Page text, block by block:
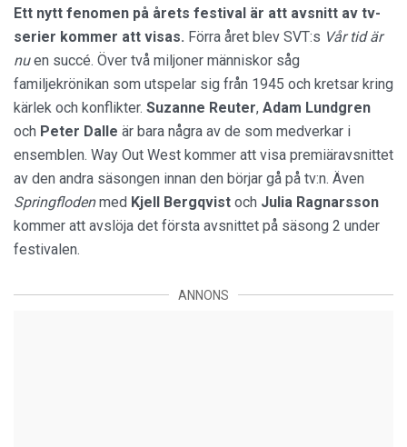
Ett nytt fenomen på årets festival är att avsnitt av tv-
serier kommer att visas. Förra året blev SVT:s Vår tid är
nuen succé. Över två miljoner människor såg
familjekrönikan som utspelar sig från 1945 och kretsar kring
kärlek och konflikter. Suzanne Reuter, Adam Lundgren
och Peter Dalle är bara några av de som medverkar i
ensemblen. Way Out West kommer att visa premiäravsnittet
av den andra säsongen innan den börjar gå på tv:n. Även
Springflodenmed Kjell Bergqvist och Julia Ragnarsson
kommer att avslöja det första avsnittet på säsong 2 under
festivalen.
ANNONS